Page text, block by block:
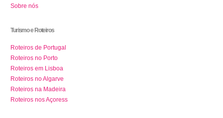
Sobre nós
Turismo e Roteiros
Roteiros de Portugal
Roteiros no Porto
Roteiros em Lisboa
Roteiros no Algarve
Roteiros na Madeira
Roteiros nos Açoress